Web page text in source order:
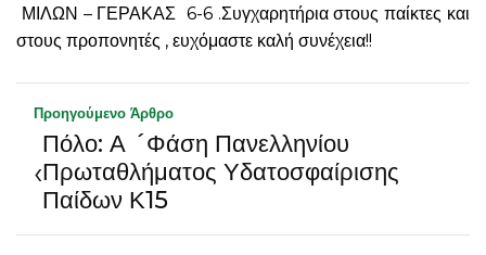
ΜΙΛΩΝ – ΓΕΡΑΚΑΣ 6-6 .Συγχαρητήρια στους παίκτες και
στους προπονητές , ευχόμαστε καλή συνέχεια!!
Προηγούμενο Άρθρο
‹
Πόλο: Α ´Φάση Πανελληνίου
Πρωταθλήματος Υδατοσφαίρισης
Παίδων Κ15